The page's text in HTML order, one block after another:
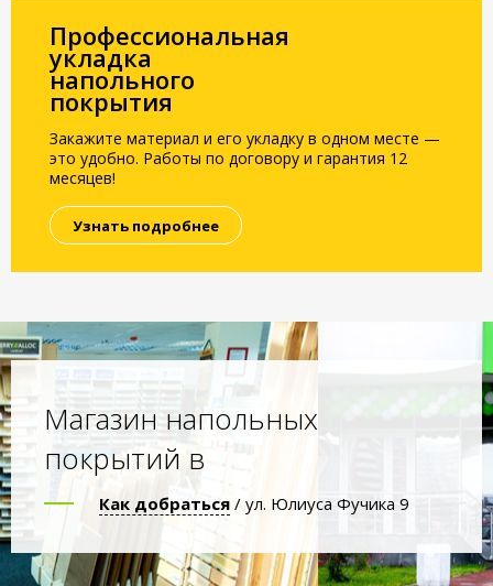
Профессиональная
укладка
напольного
покрытия
Закажите материал и его укладку в одном месте —
это удобно. Работы по договору и гарантия 12
месяцев!
Узнать подробнее
Магазин напольных
покрытий в
Как добраться / ул. Юлиуса Фучика 9